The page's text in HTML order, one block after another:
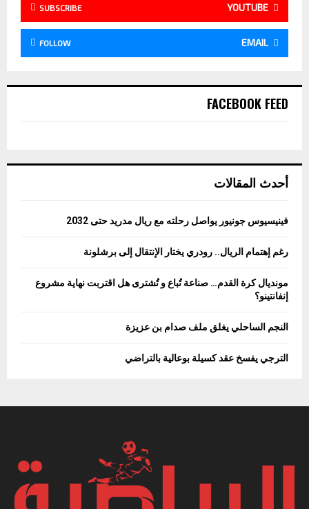
YOUTUBE
SUBSCRIBE
EMAIL
FOLLOW
FACEBOOK FEED
أحدث المقالات
فينيسيوس جونيور يواصل رحلته مع ريال مدريد حتى 2032
رغم إهتمام الريال.. رودري يختار الإنتقال إلى برشلونة
مونديال كرة القدم… صناعة تُباع و تُشترى هل اقتربت نهاية مشروع
إنفانتينو؟
النجم الساحلي يغلق ملف صدام بن عزيزة
الترجي يفسخ عقد كسيلة بوعالية بالتراضي